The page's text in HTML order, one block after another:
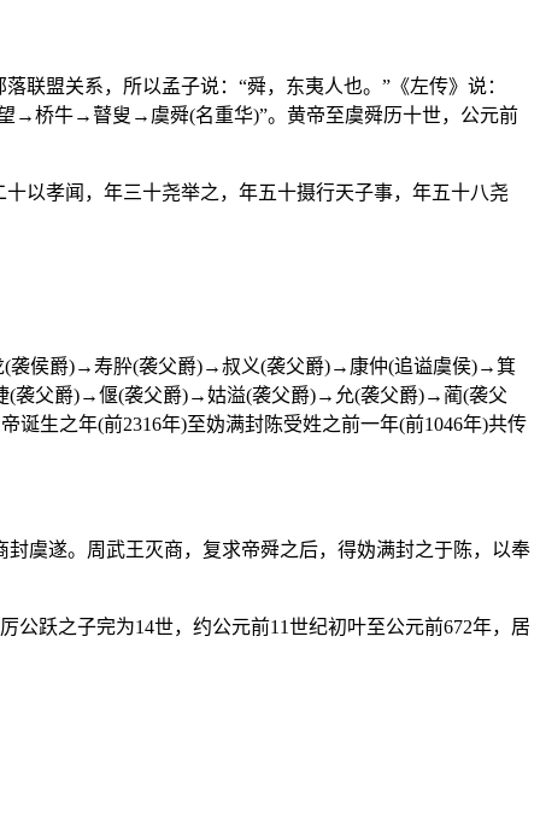
联盟关系，所以孟子说：“舜，东夷人也。”《左传》说：
→桥牛→瞽叟→虞舜(名重华)”。黄帝至虞舜历十世，公元前
以孝闻，年三十尧举之，年五十摄行天子事，年五十八尧
袭侯爵)→寿肸(袭父爵)→叔义(袭父爵)→康仲(追谥虞侯)→箕
袭父爵)→偃(袭父爵)→姑溢(袭父爵)→允(袭父爵)→蔺(袭父
之年(前2316年)至妫满封陈受姓之前一年(前1046年)共传
虞遂。周武王灭商，复求帝舜之后，得妫满封之于陈，以奉
公跃之子完为14世，约公元前11世纪初叶至公元前672年，居